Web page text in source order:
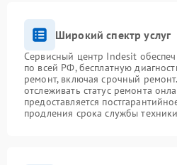
Широкий спектр услуг
Сервисный центр Indesit
по всей РФ, бесплатную
ремонт, включая срочный
отслеживать статус ремонта
предоставляется
продления срока службы техники